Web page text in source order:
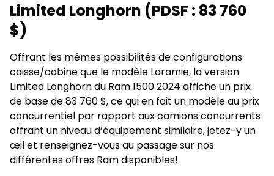
Limited Longhorn (PDSF : 83 760
$)
Offrant les mêmes possibilités de configurations
caisse/cabine que le modèle Laramie, la version
Limited Longhorn du Ram 1500 2024 affiche un prix
de base de 83 760 $, ce qui en fait un modèle au prix
concurrentiel par rapport aux camions concurrents
offrant un niveau d’équipement similaire, jetez-y un
œil et renseignez-vous au passage sur nos
différentes offres Ram disponibles!